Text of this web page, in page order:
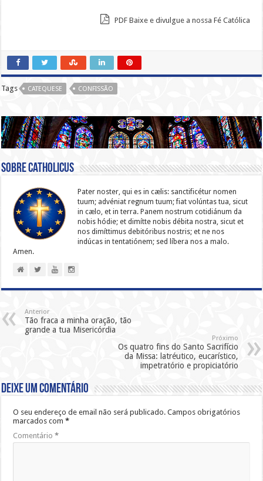
PDF Baixe e divulgue a nossa Fé Católica
Tags CATEQUESE CONFISSÃO
Sobre catholicus
Pater noster, qui es in cælis: sanc­ti­ficétur nomen
tuum; advéniat regnum tuum; fiat volúntas tua, sicut
in cælo, et in terra. Panem nostrum cotidiánum da
nobis hódie; et dimítte nobis débita nostra, sicut et
nos dimíttimus debitóribus nostris; et ne nos
indúcas in ten­ta­tiónem; sed líbera nos a malo.
Amen.
Anterior
Tão fraca a minha oração, tão
grande a tua Misericórdia
Próximo
Os quatro fins do Santo Sacrifício
da Missa: latréutico, eucarístico,
impetratório e propiciatório
Deixe um comentário
O seu endereço de email não será publicado. Campos obrigatórios
marcados com*
Comentário*